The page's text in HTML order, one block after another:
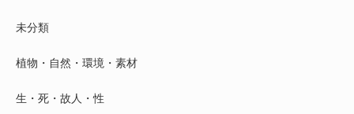
未分類
植物・自然・環境・素材
生・死・故人・性